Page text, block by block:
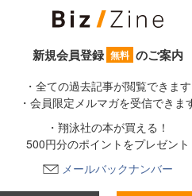
新規会員登録 無料 のご案内
・全ての過去記事が閲覧できます
・会員限定メルマガを受信できま
・翔泳社の本が買える！
500円分のポイントをプレゼント
メールバックナンバー